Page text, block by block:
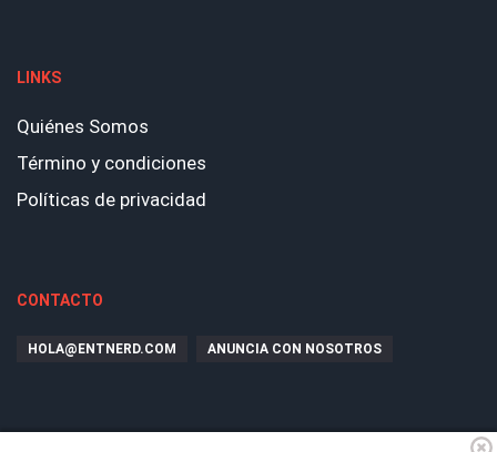
LINKS
Quiénes Somos
Término y condiciones
Políticas de privacidad
CONTACTO
HOLA@ENTNERD.COM ANUNCIA CON NOSOTROS